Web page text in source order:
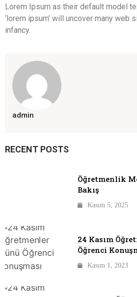
Lorem Ipsum as their default model
‘lorem ipsum’ will uncover many web
infancy.
admin
RECENT POSTS
Öğretmenlik
Bakış
Kasım 5, 2025
24 Kasım
Öğrenci
Kasım 1, 2023